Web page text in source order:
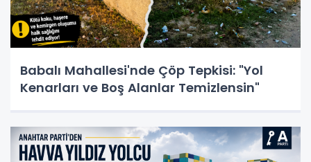
Babalı Mahallesi'nde Çöp Tepkisi: "Yol
Kenarları ve Boş Alanlar Temizlensin"